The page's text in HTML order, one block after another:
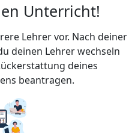
Unterricht!
Lehrer vor. Nach deiner
deinen Lehrer wechseln
deines
beantragen.